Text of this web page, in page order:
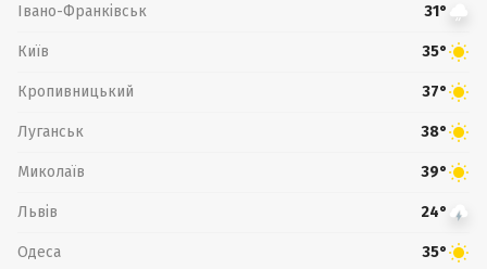
Івано-Франківськ 31°
Київ 35°
Кропивницький 37°
Луганськ 38°
Миколаїв 39°
Львів 24°
Одеса 35°